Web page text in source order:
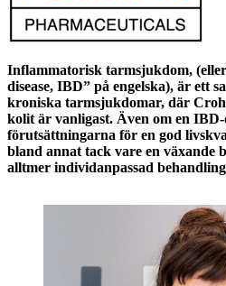
Inflammatorisk tarmsjukdom,
disease, IBD” på engelska), är ett
kroniska tarmsjukdomar, där
kolit är vanligast. Även om en
förutsättningarna för en god
bland annat tack vare en växande
alltmer individanpassad